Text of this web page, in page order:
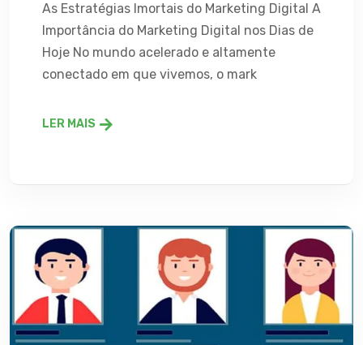
As Estratégias Imortais do Marketing Digital A
Importância do Marketing Digital nos Dias de
Hoje No mundo acelerado e altamente
conectado em que vivemos, o mark
LER MAIS